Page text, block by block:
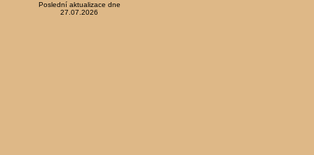
Poslední aktualizace dne
27.07.2026